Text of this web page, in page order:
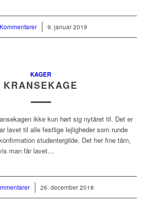
/ 9. januar 2019
KAGER
KRANSEKAGE
ikke kun hørt sig nytåret til. Det er
lavet til alle festlige lejligheder som runde
studentergilde. Det her fine tårn,
man får lavet…
/ 26. december 2018